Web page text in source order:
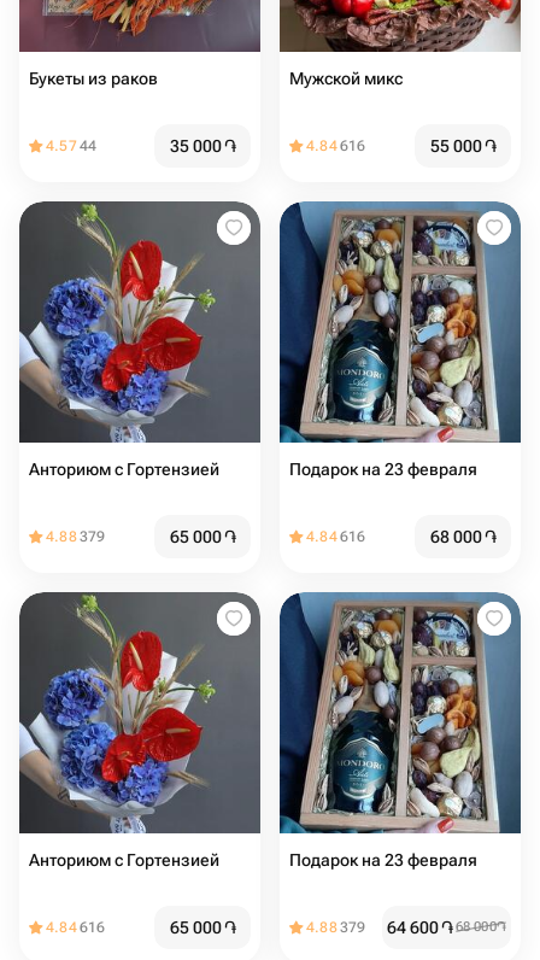
Букеты из раков
4.5744 35 000֏
Мужской микс
4.84616 55 000֏
Анториюм с Гортензией
4.88379 65 000֏
Подарок на 23 февраля
4.84616 68 000֏
Анториюм с Гортензией
4.84616 65 000֏
Подарок на 23 февраля
4.88379 64 600֏68 000֏